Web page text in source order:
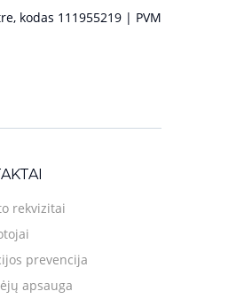
kodas 111955219 | PVM
rekvizitai
prevencija
apsauga